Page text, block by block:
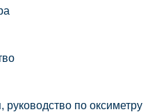
руководство по оксиметру